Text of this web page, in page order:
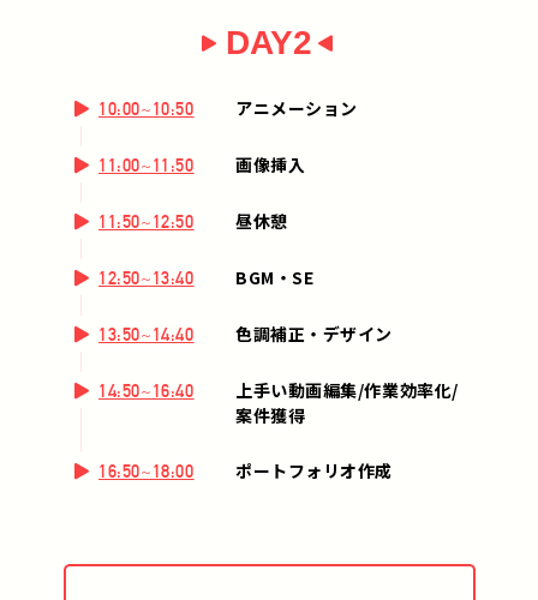
DAY2
10:00~10:50 アニメーション
11:00~11:50 画像挿入
11:50~12:50 昼休憩
12:50~13:40 BGM・SE
13:50~14:40 色調補正・デザイン
14:50~16:40
上手い動画編集/作業効率化/
案件獲得
16:50~18:00 ポートフォリオ作成